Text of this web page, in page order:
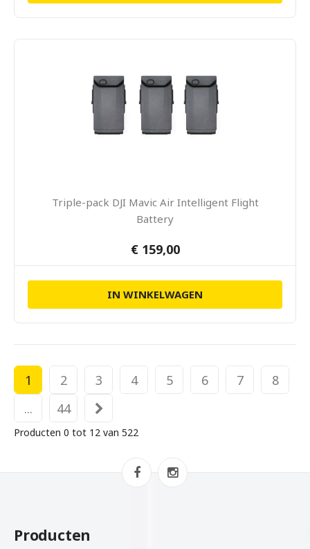
Triple-pack DJI Mavic Air Intelligent Flight
Battery
€ 159,00
IN WINKELWAGEN
1 2 3 4 5 6 7
8
...
44
Producten 0 tot 12 van 522
Producten